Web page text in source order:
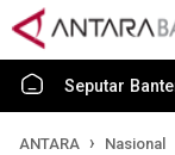
Seputar
ANTARA Nasional